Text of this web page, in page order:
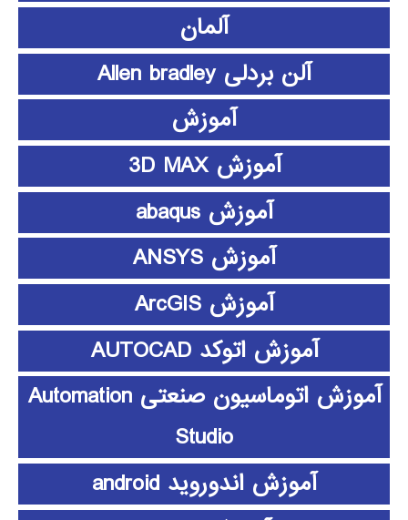
آلمان
آلن بردلی Allen bradley
آموزش
آموزش 3D MAX
آموزش abaqus
آموزش ANSYS
آموزش ArcGIS
آموزش اتوکد AUTOCAD
آموزش اتوماسیون صنعتی Automation
Studio
آموزش اندوروید android